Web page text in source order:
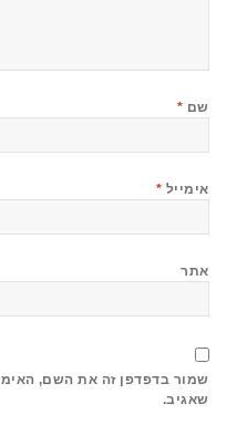
שם *
אימייל *
אתר
שמור בדפדפן זה את השם,
שאגיב.